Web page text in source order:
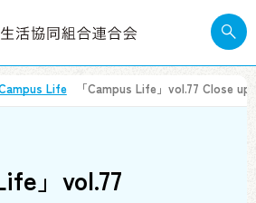
Life 「Campus Life」vol.77 Close up
」vol.77